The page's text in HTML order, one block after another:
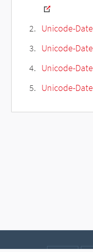
Unicode-
Unicode-
Unicode-
Unicode-